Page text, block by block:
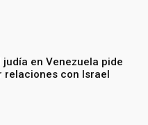
judía en Venezuela pide
relaciones con Israel